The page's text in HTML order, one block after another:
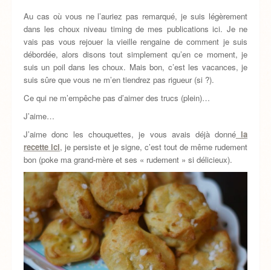
Au cas où vous ne l’auriez pas remarqué, je suis légèrement
dans les choux niveau timing de mes publications ici. Je ne
vais pas vous rejouer la vieille rengaine de comment je suis
débordée, alors disons tout simplement qu’en ce moment, je
suis un poil dans les choux. Mais bon, c’est les vacances, je
suis sûre que vous ne m’en tiendrez pas rigueur (si ?).
Ce qui ne m’empêche pas d’aimer des trucs (plein)…
J’aime…
J’aime donc les chouquettes, je vous avais déjà donnéla
recette ici, je persiste et je signe, c’est tout de même rudement
bon (poke ma grand-mère et ses « rudement » si délicieux).